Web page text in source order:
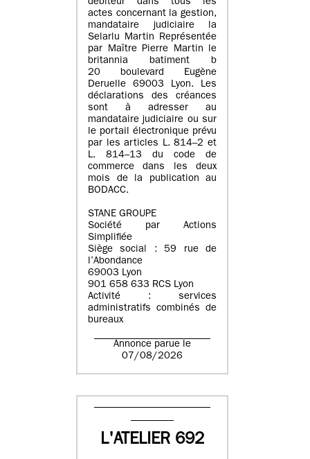
débiteur dans tous les
actes concernant la gestion,
mandataire judiciaire la
Selarlu Martin Représentée
par Maître Pierre Martin le
britannia batiment b
20 boulevard Eugène
Deruelle 69003 Lyon. Les
déclarations des créances
sont à adresser au
mandataire judiciaire ou sur
le portail électronique prévu
par les articles L. 814–2 et
L. 814–13 du code de
commerce dans les deux
mois de la publication au
BODACC.
STANE GROUPE
Société par Actions
Simplifiée
Siège social : 59 rue de
l’Abondance
69003 Lyon
901 658 633 RCS Lyon
Activité : services
administratifs combinés de
bureaux
Annonce parue le
07/08/2026
L'ATELIER 692